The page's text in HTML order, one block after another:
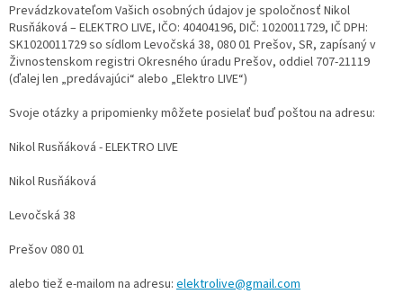
Prevádzkovateľom Vašich osobných údajov je spoločnosť Nikol
Rusňáková – ELEKTRO LIVE, IČO: 40404196, DIČ: 1020011729, IČ DPH:
SK1020011729 so sídlom Levočská 38, 080 01 Prešov, SR, zapísaný v
Živnostenskom registri Okresného úradu Prešov, oddiel 707-21119
(ďalej len „predávajúci“ alebo „Elektro LIVE“)
Svoje otázky a pripomienky môžete posielať buď poštou na adresu:
Nikol Rusňáková - ELEKTRO LIVE
Nikol Rusňáková
Levočská 38
Prešov 080 01
alebo tiež e-mailom na adresu: elektrolive@gmail.com